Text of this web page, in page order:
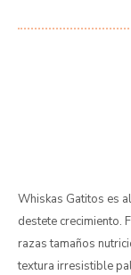
Whiskas Gatitos es
destete crecimiento.
razas tamaños
textura irresistible